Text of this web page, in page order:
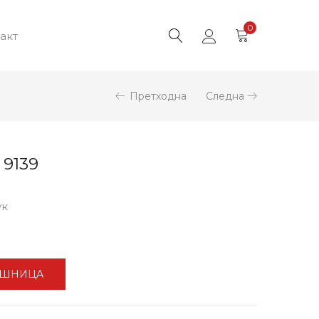
0
Претходна Следна